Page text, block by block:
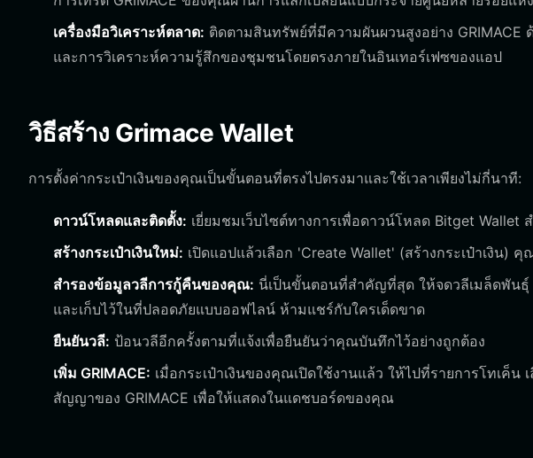
เครื่องมือวิเคราะห์ตลาด: ติดตามสินทรัพย์ที่มีความผันผวนสูงอย่าง
และการวิเคราะห์ความรู้สึกของชุมชนโดยตรงภายในอินเทอร์เฟซของแอป
วิธีสร้าง Grimace Wallet
การตั้งค่ากระเป๋าเงินของคุณเป็นขั้นตอนที่ตรงไปตรงมาและใช้เวลาเพียงไม่กี่นาที:
ดาวน์โหลดและติดตั้ง: เยี่ยมชมเว็บไซต์ทางการเพื่อดาวน์โหลด Bitget
สร้างกระเป๋าเงินใหม่: เปิดแอปแล้วเลือก 'Create Wallet' (สร้างกระเป๋าเงิน)
สำรองข้อมูลวลีการกู้คืนของคุณ: นี่เป็นขั้นตอนที่สำคัญที่สุด ให้จดวลีเมล็ดพัน
และเก็บไว้ในที่ปลอดภัยแบบออฟไลน์ ห้ามแชร์กับใครเด็ดขาด
ยืนยันวลี: ป้อนวลีอีกครั้งตามที่แจ้งเพื่อยืนยันว่าคุณบันทึกไว้อย่างถูกต้อง
เพิ่ม GRIMACE: เมื่อกระเป๋าเงินของคุณเปิดใช้งานแล้ว ให้ไปที่รายการโทเค็
สัญญาของ GRIMACE เพื่อให้แสดงในแดชบอร์ดของคุณ